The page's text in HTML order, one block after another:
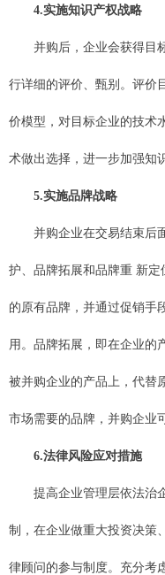
4.实施知识产权战略
并购后，企业会获得目标
行详细的评价、甄别。评价
价模型，对目标企业的技术
术做出选择，进一步加强知
5.实施品牌战略
并购企业在交易结束后面
护、品牌拓展和品牌重 新
的原有品牌，并通过促销手
用。品牌拓展，即在企业的
被并购企业的产品上，代替
市场需要的品牌，并购企业
6.法律风险应对措施
提高企业管理层依法治企
制，在企业做重大投资决策
律顾问的参与制度。充分考